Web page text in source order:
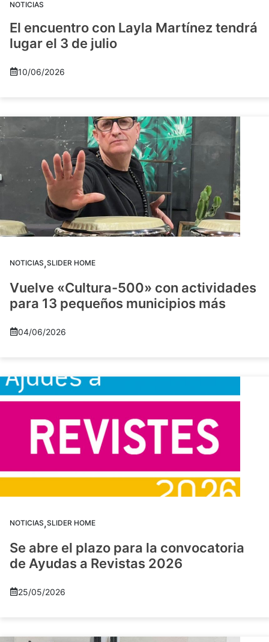
NOTICIAS
El encuentro con Layla Martínez tendrá
lugar el 3 de julio
10/06/2026
NOTICIAS,SLIDER HOME
Vuelve «Cultura-500» con actividades
para 13 pequeños municipios más
04/06/2026
NOTICIAS,SLIDER HOME
Se abre el plazo para la convocatoria
de Ayudas a Revistas 2026
25/05/2026